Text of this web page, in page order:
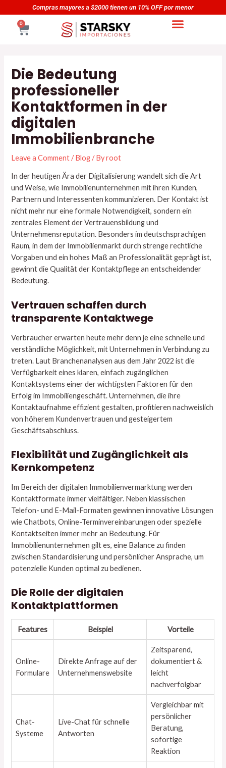
to
content
mayores a $2000 tienen un 10% OFF por menor
0
CART
Die Bedeutung
professioneller
Kontaktformen in der
digitalen
Immobilienbranche
Leave a Comment /Blog/ Byroot
In der heutigen Ära der Digitalisierung wandelt sich die Art
und Weise, wie Immobilienunternehmen mit ihren Kunden,
Partnern und Interessenten kommunizieren. Der Kontakt ist
nicht mehr nur eine formale Notwendigkeit, sondern ein
zentrales Element der Vertrauensbildung und
Unternehmensreputation. Besonders im deutschsprachigen
Raum, in dem der Immobilienmarkt durch strenge rechtliche
Vorgaben und ein hohes Maß an Professionalität geprägt ist,
gewinnt die Qualität der Kontaktpflege an entscheidender
Bedeutung.
Vertrauen schaffen durch
transparente Kontaktwege
Verbraucher erwarten heute mehr denn je eine schnelle und
verständliche Möglichkeit, mit Unternehmen in Verbindung zu
treten. Laut Branchenanalysen aus dem Jahr 2022 ist die
Verfügbarkeit eines klaren, einfach zugänglichen
Kontaktsystems einer der wichtigsten Faktoren für den
Erfolg im Immobiliengeschäft. Unternehmen, die ihre
Kontaktaufnahme effizient gestalten, profitieren nachweislich
von höherem Kundenvertrauen und gesteigertem
Geschäftsabschluss.
Flexibilität und Zugänglichkeit als
Kernkompetenz
Im Bereich der digitalen Immobilienvermarktung werden
Kontaktformate immer vielfältiger. Neben klassischen
Telefon- und E-Mail-Formaten gewinnen innovative Lösungen
wie Chatbots, Online-Terminvereinbarungen oder spezielle
Kontaktseiten immer mehr an Bedeutung. Für
Immobilienunternehmen gilt es, eine Balance zu finden
zwischen Standardisierung und persönlicher Ansprache, um
potenzielle Kunden optimal zu bedienen.
Die Rolle der digitalen
Kontaktplattformen
Features Beispiel Vorteile
Online-
Formulare
Direkte Anfrage auf der
Unternehmenswebsite
Zeitsparend,
dokumentiert &
leicht
nachverfolgbar
Chat-
Systeme
Live-Chat für schnelle
Antworten
Vergleichbar mit
persönlicher
Beratung,
sofortige
Reaktion
Navegación
de
entradas